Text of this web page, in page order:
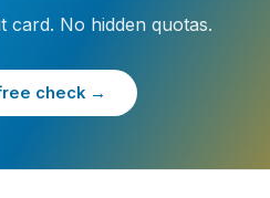
card. No hidden quotas.
check →